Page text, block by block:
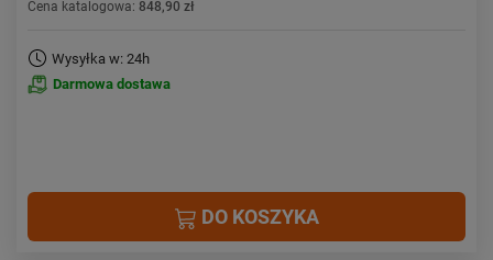
Cena katalogowa: 848,90 zł
Wysyłka w: 24h
Darmowa dostawa
DO KOSZYKA